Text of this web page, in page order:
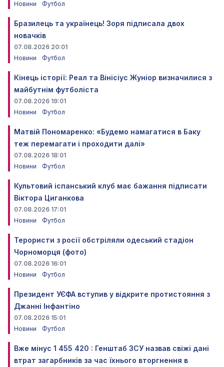
Новини Футбол
Бразилець та українець! Зоря підписала двох
новачків
07.08.2026 20:01
Новини
Футбол
Кінець історії: Реал та Вінісіус Жуніор визначилися з
майбутнім футболіста
07.08.2026 19:01
Новини
Футбол
Матвій Пономаренко: «Будемо намагатися в Баку
теж перемагати і проходити далі»
07.08.2026 18:01
Новини
Футбол
Культовий іспанський клуб має бажання підписати
Віктора Циганкова
07.08.2026 17:01
Новини
Футбол
Терористи з росії обстріляли одеський стадіон
Чорноморця (фото)
07.08.2026 16:01
Новини
Футбол
Президент УЄФА вступив у відкрите протистояння з
Джанні Інфантіно
07.08.2026 15:01
Новини
Футбол
Вже мінус 1 455 420 : Генштаб ЗСУ назвав свіжі дані
втрат загарбників за час їхнього вторгнення в